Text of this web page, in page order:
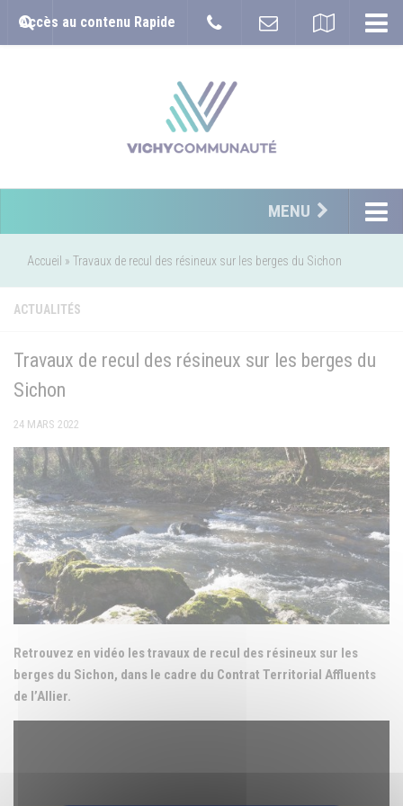
Accès au contenu Rapide
MENU
Accueil » Travaux de recul des résineux sur les berges du Sichon
ACTUALITÉS
Travaux de recul des résineux sur les berges du
Sichon
24 MARS 2022
Retrouvez en vidéo lestravaux de recul des résineux sur les
berges du Sichon, dans le cadre du Contrat Territorial Affluents
de l’Allier.